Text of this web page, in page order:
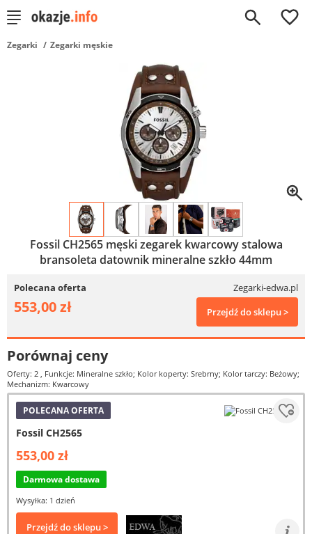
0
Zegarki Zegarki męskie
Fossil CH2565 męski zegarek kwarcowy stalowa
bransoleta datownik mineralne szkło 44mm
Polecana oferta Zegarki-edwa.pl
553,00 zł Przejdź do sklepu >
Porównaj ceny
Oferty: 2 , Funkcje: Mineralne szkło; Kolor koperty: Srebrny; Kolor tarczy: Beżowy;
Mechanizm: Kwarcowy
POLECANA OFERTA
Fossil CH2565
553,00 zł
Darmowa dostawa
Wysyłka: 1 dzień
Przejdź do sklepu >